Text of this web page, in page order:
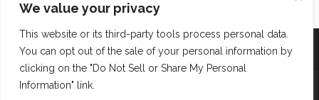
We value your privacy
This website or its third-party tools process personal data.
You can opt out of the sale of your personal information by
clicking on the "Do Not Sell or Share My Personal
Information" link.
FacebookInstagram
Twitter
Copyright © AK Fast News 2023. Powered and Designed